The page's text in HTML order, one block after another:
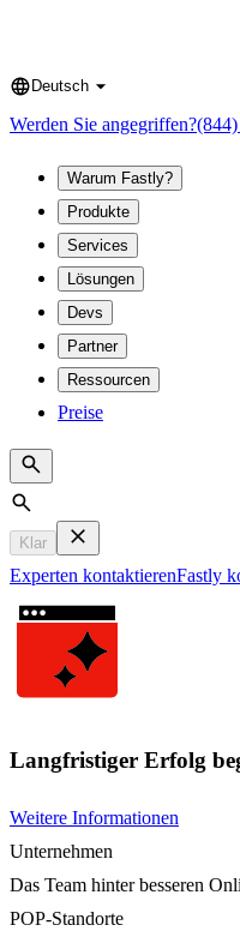
Language
Deutsch
Werden Sie angegriffen?
Warum Fastly?
Produkte
Services
Lösungen
Devs
Partner
Ressourcen
Preise
Search
Klar
Experten kontaktierenFastly
Langfristiger Erfolg
Weitere Informationen
Unternehmen
Das Team hinter besseren
POP-Standorte